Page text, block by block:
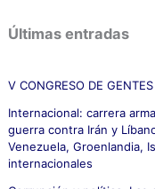
c
a
p
r
:
Últimas entradas
V CONGRESO DE
Internacional: carrera
guerra contra Irán y
Venezuela, Groenlandia,
internacionales